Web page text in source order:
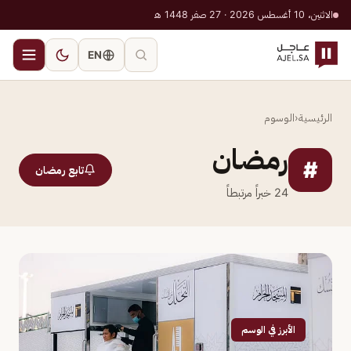
الاثنين، 10 أغسطس 2026 · 27 صفر 1448 هـ
EN
الرئيسية‹الوسوم
# رمضان
24 خبراً مرتبطاً
تابع رمضان
الأبرز في الوسم